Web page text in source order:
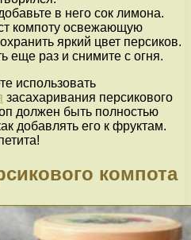
в него сок лимона.
компоту освежающую
яркий цвет персиков.
еще раз и снимите с огня.
использовать
засахаривания персикового
должен быть полностью
добавлять его к фруктам.
компота